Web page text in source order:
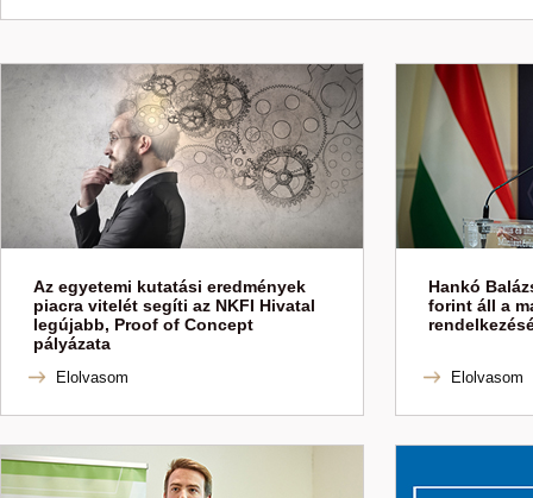
Az egyetemi kutatási eredmények
piacra vitelét segíti az NKFI Hivatal
legújabb, Proof of Concept
pályázata
Elolvasom
Hankó
forint áll a
Elolvasom